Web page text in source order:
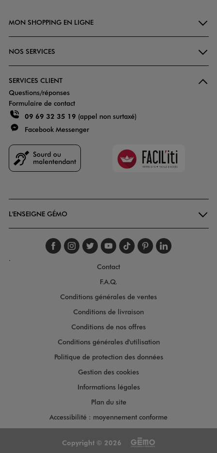
MON SHOPPING EN LIGNE
NOS SERVICES
SERVICES CLIENT
Questions/réponses
Formulaire de contact
09 69 32 35 19 (appel non surtaxé)
Facebook Messenger
Faciliti
L'ENSEIGNE GÉMO
Suivez-nous sur
Suivez-nous sur
Suivez-nous sur
Suivez-nous
Suivez-nous
Suivez-
.
Contact
F.A.Q.
Conditions générales de ventes
Conditions de livraison
Conditions de nos offres
Conditions générales d'utilisation
Politique de protection des données
Gestion des cookies
Informations légales
Plan du site
Accessibilité : moyennement conforme
Copyright © 2026